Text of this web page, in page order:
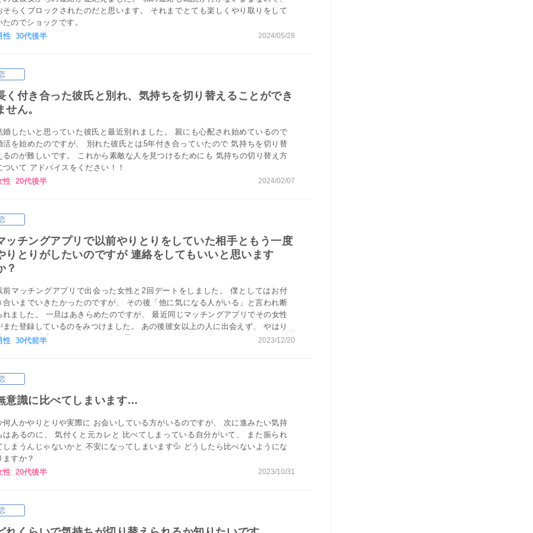
そらくブロックされたのだと思います。 それまでとても楽しくやり取りをして
たのでショックです。
性 30代後半
2024/05/28
く付き合った彼氏と別れ、気持ちを切り替えることができ
せん。
婚したいと思っていた彼氏と最近別れました。 親にも心配され始めているので
活を始めたのですが、 別れた彼氏とは5年付き合っていたので 気持ちを切り替
るのが難しいです。 これから素敵な人を見つけるためにも 気持ちの切り替え方
ついて アドバイスをください！！
性 20代後半
2024/02/07
ッチングアプリで以前やりとりをしていた相手ともう一度
りとりがしたいのですが 連絡をしてもいいと思います
？
前マッチングアプリで出会った女性と2回デートをしました。 僕としてはお付
合いまでいきたかったのですが、 その後「他に気になる人がいる」と言われ断
れました。 一旦はあきらめたのですが、 最近同じマッチングアプリでその女性
また登録しているのをみつけました。 あの後彼女以上の人に出会えず、 やはり
女ともう一度やりとりをしたいと思っています。 新しく登録をしたということ
性 30代前半 2023/12/20
意識に比べてしまいます…
何人かやりとりや実際に お会いしている方がいるのですが、 次に進みたい気持
はあるのに、 気付くと元カレと 比べてしまっている自分がいて、 また振られ
しまうんじゃないかと 不安になってしまいます💦 どうしたら比べないようにな
ますか？
性 20代後半
2023/10/31